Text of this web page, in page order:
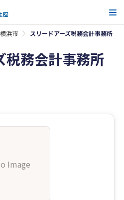
横浜市 スリードアーズ税務会計事務所
税務会計事務所
Image